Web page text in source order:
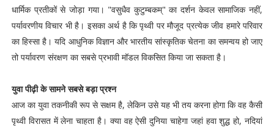
धार्मिक प्रतीकों से जोड़ा गया। "वसुधैव कुटुम्बकम्" का दर्शन केवल सामाजिक नहीं,
पर्यावरणीय विचार भी है। इसका अर्थ है कि पृथ्वी पर मौजूद प्रत्येक जीव हमारे परिवार
का हिस्सा है। यदि आधुनिक विज्ञान और भारतीय सांस्कृतिक चेतना का समन्वय हो जाए
तो पर्यावरण संरक्षण का सबसे प्रभावी मॉडल विकसित किया जा सकता है।
युवा पीढ़ी के सामने सबसे बड़ा प्रश्न
आज का युवा तकनीकी रूप से सक्षम है, लेकिन उसे यह भी तय करना होगा कि वह कैसी
पृथ्वी विरासत में लेना चाहता है। क्या वह ऐसी दुनिया चाहेगा जहां हवा शुद्ध हो, नदियां